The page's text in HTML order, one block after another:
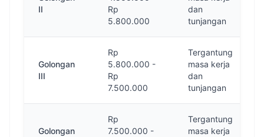
II
Rp
5.800.000
dan
tunjangan
Golongan
III
Rp
5.800.000 -
Rp
7.500.000
Tergantung
masa kerja
dan
tunjangan
Golongan
Rp
7.500.000 -
Tergantung
masa kerja